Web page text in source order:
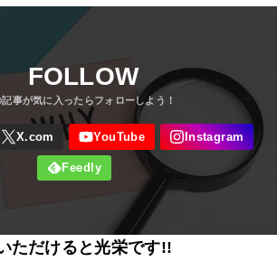
FOLLOW
ただけると光栄です!!